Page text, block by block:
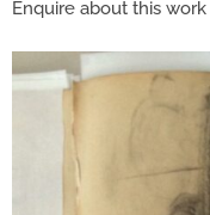
Enquire about this work